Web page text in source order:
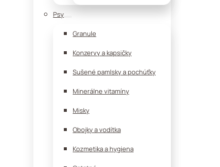
Psy
Granule
Konzervy a kapsičky
Sušené pamlsky a pochúťky
Minerálne vitamíny
Misky
Obojky a vodítka
Kozmetika a hygiena